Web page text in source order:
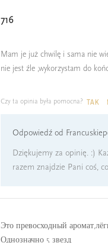
716
Mam je już chwilę i sama nie
nie jest źle ,wykorzystam do
Czy ta opinia była pomocna? TAK
Odpowiedź od
Dziękujemy za opinię. :)
razem znajdzie Pani coś,
Это превосходный
Однозначно 5 звезд